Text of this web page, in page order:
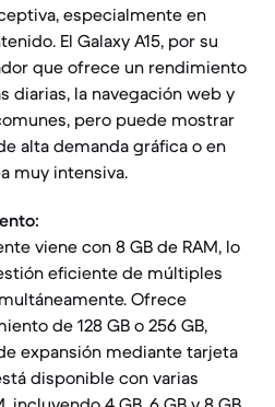
especialmente en
El Galaxy A15, por su
que ofrece un rendimiento
diarias, la navegación web y
pero puede mostrar
alta demanda gráfica o en
muy intensiva.
viene con 8 GB de RAM, lo
eficiente de múltiples
Ofrece
de 128 GB o 256 GB,
expansión mediante tarjeta
disponible con varias